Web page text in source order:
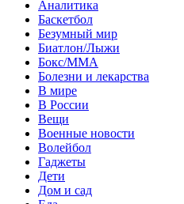
Аналитика
Баскетбол
Безумный мир
Биатлон/Лыжи
Бокс/MMA
Болезни и лекарства
В мире
В России
Вещи
Военные новости
Волейбол
Гаджеты
Дети
Дом и сад